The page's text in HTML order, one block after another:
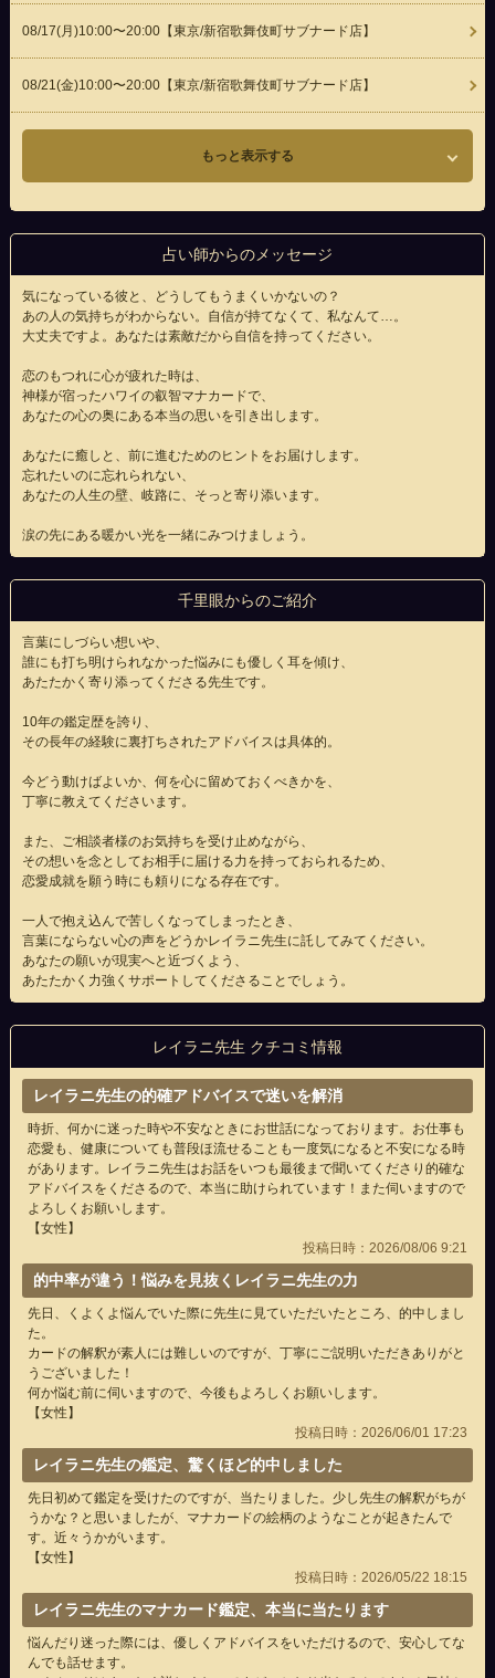
08/17(月 )10:00〜20:00【東京/新宿歌舞伎町サブナード店】
08/21(金)10:00〜20:00【東京/新宿歌舞伎町サブナード店】
もっと表示する
占い師からのメッセージ
気になっている彼と、どうしてもうまくいかないの？
あの人の気持ちがわからない。自信が持てなくて、私なんて…。
大丈夫ですよ。あなたは素敵だから自信を持ってください。
恋のもつれに心が疲れた時は、
神様が宿ったハワイの叡智マナカードで、
あなたの心の奥にある本当の思いを引き出します。
あなたに癒しと、前に進むためのヒントをお届けします。
忘れたいのに忘れられない、
あなたの人生の壁、岐路に、そっと寄り添います。
涙の先にある暖かい光を一緒にみつけましょう。
千里眼からのご紹介
言葉にしづらい想いや、
誰にも打ち明けられなかった悩みにも優しく耳を傾け、
あたたかく寄り添ってくださる先生です。
10年の鑑定歴を誇り、
その長年の経験に裏打ちされたアドバイスは具体的。
今どう動けばよいか、何を心に留めておくべきかを、
丁寧に教えてくださいます。
また、ご相談者様のお気持ちを受け止めながら、
その想いを念としてお相手に届ける力を持っておられるため、
恋愛成就を願う時にも頼りになる存在です。
一人で抱え込んで苦しくなってしまったとき、
言葉にならない心の声をどうかレイラニ先生に託してみてください。
あなたの願いが現実へと近づくよう、
あたたかく力強くサポートしてくださることでしょう。
レイラニ先生 クチコミ情報
レイラニ先生の的確アドバイスで迷いを解消
時折、何かに迷った時や不安なときにお世話になっております。お仕事も
恋愛も、健康についても普段ほ流せることも一度気になると不安になる時
があります。レイラニ先生はお話をいつも最後まで聞いてくださり的確な
アドバイスをくださるので、本当に助けられています！また伺いますので
よろしくお願いします。
【女性】
投稿日時：2026/08/06 9:21
的中率が違う！悩みを見抜くレイラニ先生の力
先日、くよくよ悩んでいた際に先生に見ていただいたところ、的中しまし
た。
カードの解釈が素人には難しいのですが、丁寧にご説明いただきありがと
うございました！
何か悩む前に伺いますので、今後もよろしくお願いします。
【女性】
投稿日時：2026/06/01 17:23
レイラニ先生の鑑定、驚くほど的中しました
先日初めて鑑定を受けたのですが、当たりました。少し先生の解釈がちが
うかな？と思いましたが、マナカードの絵柄のようなことが起きたんで
す。近々うかがいます。
【女性】
投稿日時：2026/05/22 18:15
レイラニ先生のマナカード鑑定、本当に当たります
悩んだり迷った際には、優しくアドバイスをいただけるので、安心してな
んでも話せます。